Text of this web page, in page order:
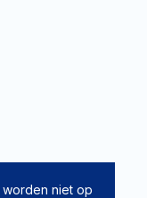
niet op